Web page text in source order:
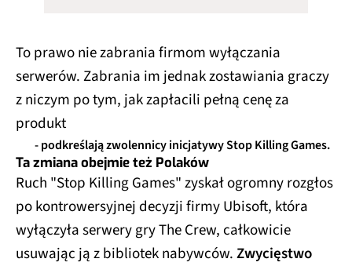
To prawo nie zabrania firmom wyłączania
serwerów. Zabrania im jednak zostawiania graczy
z niczym po tym, jak zapłacili pełną cenę za
produkt
- podkreślają zwolennicy inicjatywy Stop Killing Games.
Ta zmiana obejmie też Polaków
Ruch "Stop Killing Games" zyskał ogromny rozgłos
po kontrowersyjnej decyzji firmy Ubisoft, która
wyłączyła serwery gry The Crew, całkowicie
usuwając ją z bibliotek nabywców.Zwycięstwo